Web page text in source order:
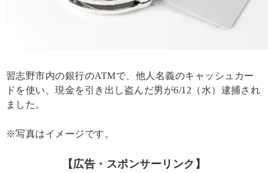
習志野市内の銀行のATMで、他人名義のキャッシュカー
ドを使い、現金を引き出し盗んだ男が6/12（水）逮捕され
ました。
※写真はイメージです。
【広告・スポンサーリンク】